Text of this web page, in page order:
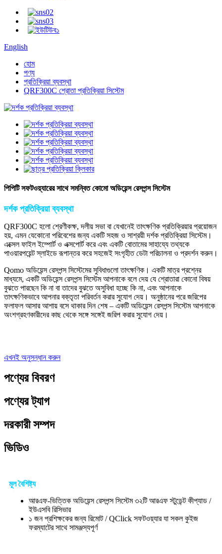
English
হোম
পণ্য
প্রতিক্রিয়া ব্যবস্থা
QRF300C শ্রোতা প্রতিক্রিয়া সিস্টেম
পিপিটি সফটওয়্যারের সাথে সমন্বিত কোমো অডিয়েন্স রেসপন্স সিস্টেম
দর্শক প্রতিক্রিয়া ব্যবস্থা
QRF300C হলো শ্রেণীকক্ষ, দলীয় সভা বা যেখানেই তাৎক্ষণিক প্রতিক্রিয়ার প্রয়োজন
হয়, এমন যেকোনো পরিবেশের জন্য একটি সহজ ও সাশ্রয়ী দর্শক প্রতিক্রিয়া সিস্টেম।
এক্সেল ফাইল ইম্পোর্ট ও এক্সপোর্ট করে এবং একটি বোতামের সাহায্যে তথ্যকে
পাওয়ারপয়েন্ট স্লাইডে রূপান্তর করে সহজেই সংগৃহীত ডেটা পরিচালনা ও প্রদর্শন করুন।
Qomo অডিয়েন্স রেসপন্স সিস্টেমের সুবিধাগুলো তাৎক্ষণিক। একটি মাত্র প্রশ্নের
মাধ্যমে, একটি অডিয়েন্স রেসপন্স সিস্টেম আপনাকে বলে দেয় যে শ্রোতারা কোনো বিষয়
বুঝতে পারছেন কি না বা তাদের বুঝতে অসুবিধা হচ্ছে কি না, এবং আপনাকে
তাৎক্ষণিকভাবে আপনার বক্তৃতা পরিবর্তন করার সুযোগ দেয়। অনুষ্ঠানের পরে জরিপের
ফলাফল আসার আশায় বসে থাকার দিন শেষ – একটি অডিয়েন্স রেসপন্স সিস্টেম আপনাকে
অংশগ্রহণকারীদের কাছ থেকে সঙ্গে সঙ্গেই জরিপ করার সুযোগ দেয়।
এখনই অনুসন্ধান করুন
পণ্যের বিবরণ
পণ্যের ট্যাগ
দরকারী সম্পদ
ভিডিও
মূল বৈশিষ্ট্য
আরএফ-ভিত্তিক অডিয়েন্স রেসপন্স সিস্টেম ৩২টি আরএফ স্টুডেন্ট কীপ্যাড /
ইউএসবি রিসিভার
১ জন প্রশিক্ষকের জন্য রিমোট / QClick সফটওয়্যার যা সকল কুইজ
ফরম্যাটের সাথে সামঞ্জস্যপূর্ণ